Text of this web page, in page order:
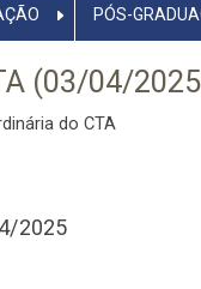
PÓS-
(03/04/
do CTA
2025